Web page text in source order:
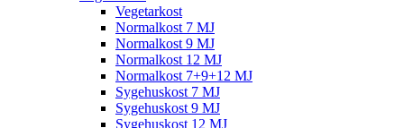
Vegetarkost
Normalkost 7 MJ
Normalkost 9 MJ
Normalkost 12 MJ
Normalkost 7+9+12 MJ
Sygehuskost 7 MJ
Sygehuskost 9 MJ
Sygehuskost 12 MJ